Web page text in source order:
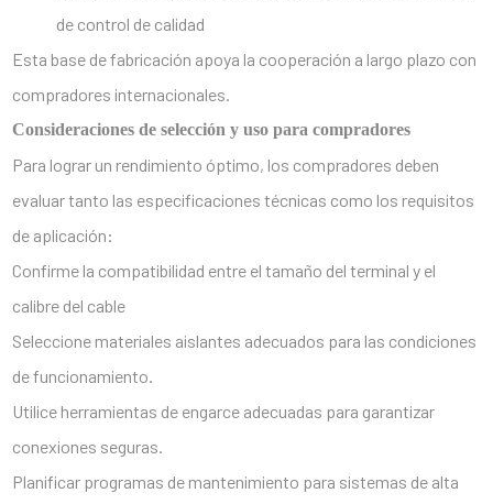
de control de calidad
Esta base de fabricación apoya la cooperación a largo plazo con
compradores internacionales.
Consideraciones de selección y uso para compradores
Para lograr un rendimiento óptimo, los compradores deben
evaluar tanto las especificaciones técnicas como los requisitos
de aplicación:
Confirme la compatibilidad entre el tamaño del terminal y el
calibre del cable
Seleccione materiales aislantes adecuados para las condiciones
de funcionamiento.
Utilice herramientas de engarce adecuadas para garantizar
conexiones seguras.
Planificar programas de mantenimiento para sistemas de alta